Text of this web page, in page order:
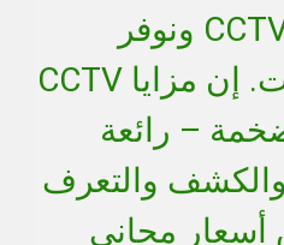
CCTV وكاميرات CCTV ونوفر
الصيانة والإصلاحات. إن مزايا CCTV
– رائعة
والكشف والتعرف
مجاني